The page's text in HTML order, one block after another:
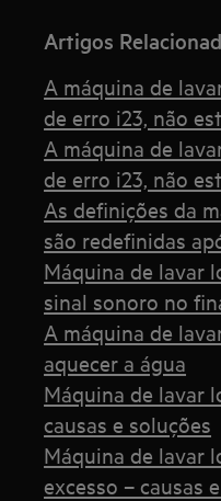
Artigos
A máquina de
de erro i23, não
A máquina de
de erro i23, não
As definições da
são redefinidas
Máquina de lavar
sinal sonoro no
A máquina de
aquecer a água
Máquina de lavar
causas e soluções
Máquina de lavar
excesso – causas